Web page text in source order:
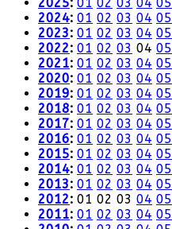
2024: 01 02 03 04 05
2023: 01 02 03 04 05
2022: 01 02 03 04 05
2021: 01 02 03 04 05
2020: 01 02 03 04 05
2019: 01 02 03 04 05
2018: 01 02 03 04 05
2017: 01 02 03 04 05
2016: 01 02 03 04 05
2015: 01 02 03 04 05
2014: 01 02 03 04 05
2013: 01 02 03 04 05
2012: 01 02 03 04 05
2011: 01 02 03 04 05